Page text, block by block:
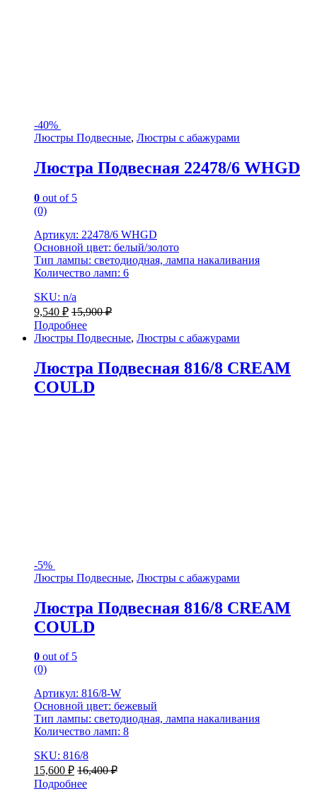
-40%
Люстры Подвесные, Люстры с абажурами
Люстра Подвесная 22478/6 WHGD
0 out of 5
(0)
Артикул: 22478/6 WHGD
Основной цвет: белый/золото
Тип лампы: светодиодная, лампа накаливания
Количество ламп: 6
SKU: n/a
9,540 ₽ 15,900₽
Подробнее
Люстры Подвесные, Люстры с абажурами
Люстра Подвесная 816/8 CREAM
COULD
-5%
Люстры Подвесные, Люстры с абажурами
Люстра Подвесная 816/8 CREAM
COULD
0 out of 5
(0)
Артикул: 816/8-W
Основной цвет: бежевый
Тип лампы: светодиодная, лампа накаливания
Количество ламп: 8
SKU: 816/8
15,600 ₽ 16,400₽
Подробнее